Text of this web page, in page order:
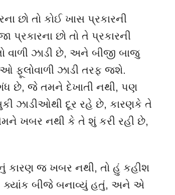
છો તો કોઈ ખાસ પ્રકારની
છો તો તે પ્રકારની
ઝાડી છે, અને બીજી બાજુ
ફૂલોવાળી ઝાડી તરફ જશે.
છે, જે તમને દેખાતી નથી, પણ
ઝાડીઓથી દૂર રહે છે, કારણકે તે
ખબર નથી કે તે શું કરી રહી છે,
કારણ જ ખબર નથી, તો હું કહીશ
ક્યાંક બીજે બનાવ્યું હતું, અને એ